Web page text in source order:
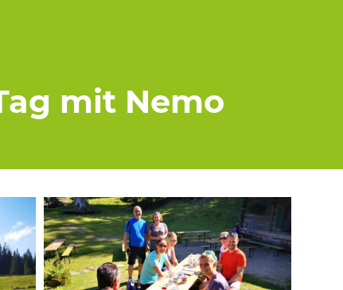
mit Nemo